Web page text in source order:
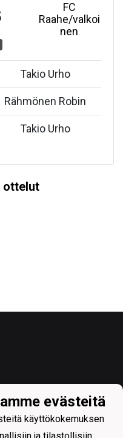
FC
Raahe/valkoi
nen
Takio Urho
Rähmönen Robin
Takio Urho
ottelut
evästeitä
käyttökokemuksen